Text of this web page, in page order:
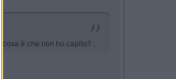
è che non ho capito?